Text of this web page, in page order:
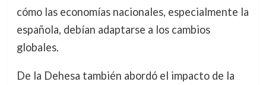
cómo las economías nacionales, especialmente la
española, debían adaptarse a los cambios
globales.
De la Dehesa también abordó el impacto de la